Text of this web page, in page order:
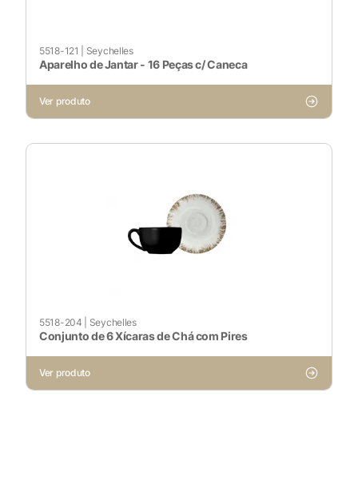
5518-121 Seychelles
Aparelho de Jantar - 16 Peças c/ Caneca
Ver produto
5518-204 Seychelles
Conjunto de 6 Xícaras de Chá com Pires
Ver produto